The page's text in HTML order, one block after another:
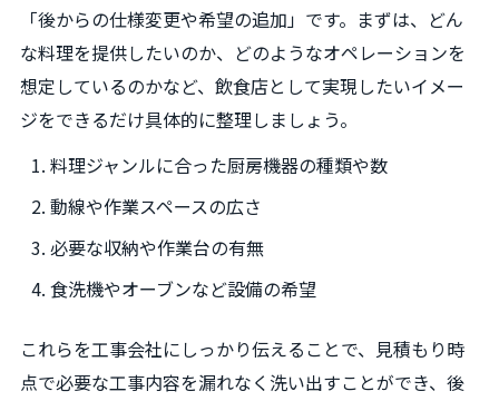
「後からの仕様変更や希望の追加」です。まずは、どん
な料理を提供したいのか、どのようなオペレーションを
想定しているのかなど、飲食店として実現したいイメー
ジをできるだけ具体的に整理しましょう。
料理ジャンルに合った厨房機器の種類や数
動線や作業スペースの広さ
必要な収納や作業台の有無
食洗機やオーブンなど設備の希望
これらを工事会社にしっかり伝えることで、見積もり時
点で必要な工事内容を漏れなく洗い出すことができ、後